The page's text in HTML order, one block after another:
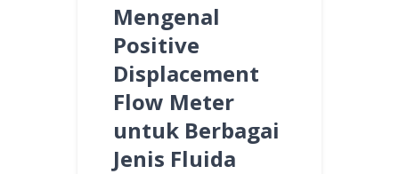
Mengenal
Positive
Displacement
Flow Meter
untuk Berbagai
Jenis Fluida